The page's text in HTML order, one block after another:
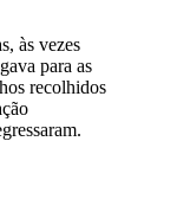
às vezes
para as
recolhidos